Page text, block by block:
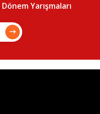
Yarışmaları